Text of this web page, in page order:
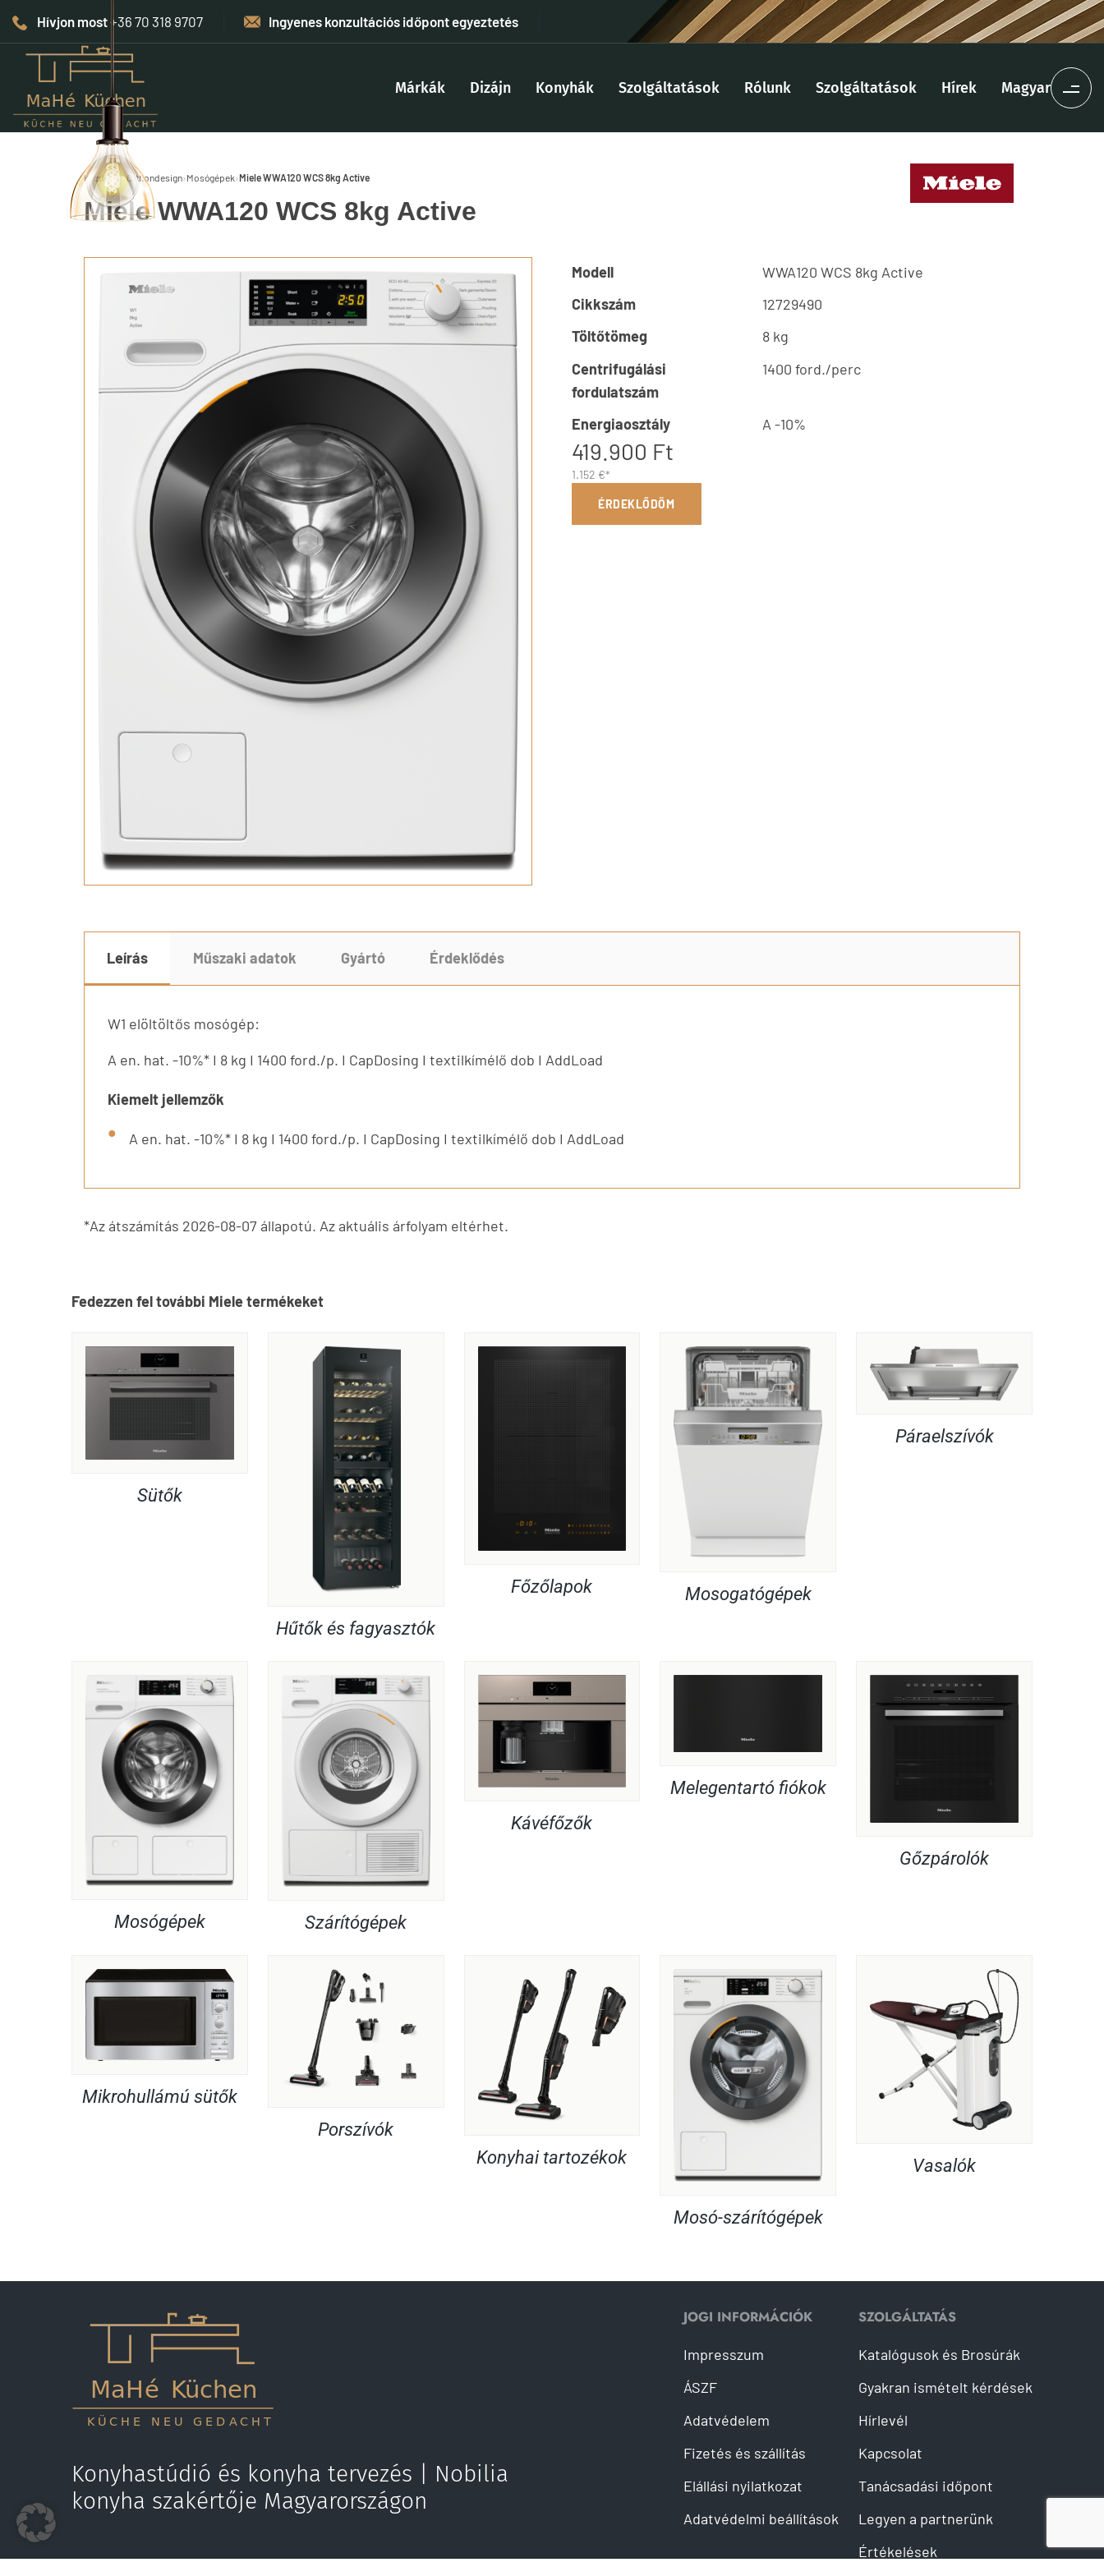
Hívjon most+36 70 318 9707 Ingyenes konzultációs időpont egyeztetés
Márkák Dizájn Konyhák Szolgáltatások Rólunk Szolgáltatások Hírek Magyar
Kezdőlap›Otthondesign› Mosógépek›Miele WWA120 WCS 8kg Active
Miele WWA120 WCS 8kg Active
Modell
WWA120 WCS 8kg Active
Cikkszám
12729490
Töltőtömeg
8 kg
Centrifugálási
fordulatszám
1400 ford./perc
Energiaosztály A -10%
419.900 Ft
1.152 €*
ÉRDEKLŐDÖM
Leírás Műszaki adatok Gyártó Érdeklődés
W1 elöltöltős mosógép:
A en. hat. -10%* I 8 kg I 1400 ford./p. I CapDosing I textilkímélő dob I AddLoad
Kiemelt jellemzők
A en. hat. -10%* I 8 kg I 1400 ford./p. I CapDosing I textilkímélő dob I AddLoad
*Az átszámítás 2026-08-07 állapotú. Az aktuális árfolyam eltérhet.
Fedezzen fel további Miele termékeket
Sütők
Hűtők és fagyasztók
Főzőlapok Mosogatógépek
Páraelszívók
Mosógépek Szárítógépek
Kávéfőzők
Melegentartó fiókok
Gőzpárolók
Mikrohullámú sütők
Porszívók
Konyhai tartozékok
Mosó-szárítógépek
Vasalók
Konyhastúdió és konyha tervezés | Nobilia
konyha szakértője Magyarországon
JOGI INFORMÁCIÓK
Impresszum
ÁSZF
Adatvédelem
Fizetés és szállítás
Elállási nyilatkozat
Adatvédelmi beállítások
SZOLGÁLTATÁS
Katalógusok és Brosúrák
Gyakran ismételt kérdések
Hírlevél
Kapcsolat
Tanácsadási időpont
Legyen a partnerünk
Értékelések